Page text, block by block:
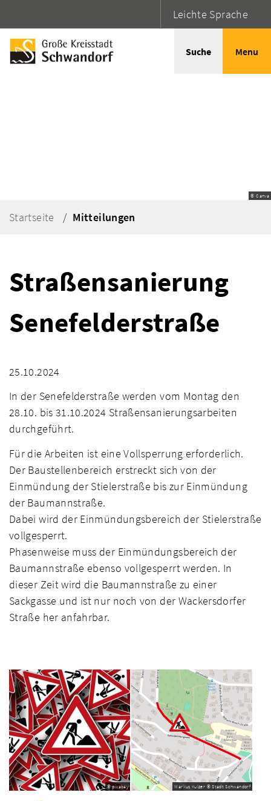
Leichte Sprache
Suche Menu
© Canva
Startseite Mitteilungen
Straßensanierung
Senefelderstraße
25.10.2024
In der Senefelderstraße werden vom Montag den
28.10. bis 31.10.2024 Straßensanierungsarbeiten
durchgeführt.
Für die Arbeiten ist eine Vollsperrung erforderlich.
Der Baustellenbereich erstreckt sich von der
Einmündung der Stielerstraße bis zur Einmündung
der Baumannstraße.
Dabei wird der Einmündungsbereich der Stielerstraße
vollgesperrt.
Phasenweise muss der Einmündungsbereich der
Baumannstraße ebenso vollgesperrt werden. In
dieser Zeit wird die Baumannstraße zu einer
Sackgasse und ist nur noch von der Wackersdorfer
Straße her anfahrbar.
© pixabay Markus Kulzer © Stadt Schwandorf